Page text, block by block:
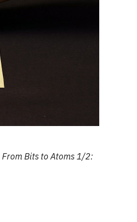
From Bits to Atoms 1/2: